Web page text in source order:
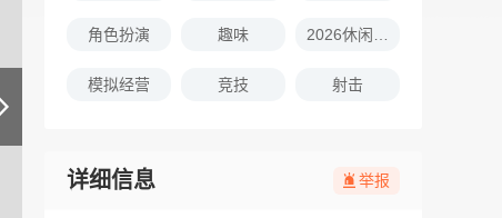
角色扮演 趣味
模拟经营 竞技 射击
详细信息 举报